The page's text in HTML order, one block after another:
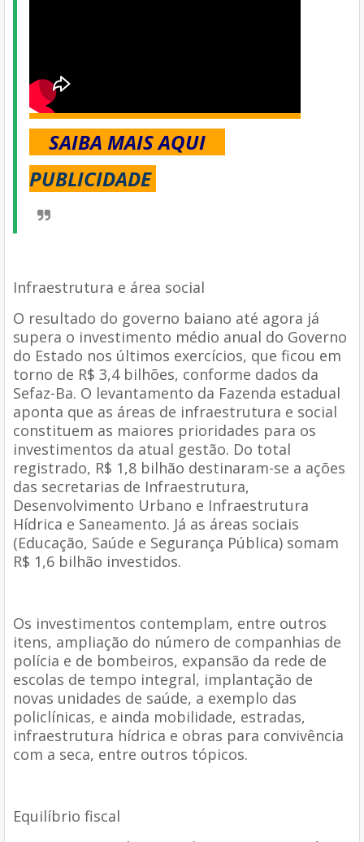
SAIBA MAIS AQUI
PUBLICIDADE
Infraestrutura e área social
O resultado do governo baiano até agora já
supera o investimento médio anual do Governo
do Estado nos últimos exercícios, que ficou em
torno de R$ 3,4 bilhões, conforme dados da
Sefaz-Ba. O levantamento da Fazenda estadual
aponta que as áreas de infraestrutura e social
constituem as maiores prioridades para os
investimentos da atual gestão. Do total
registrado, R$ 1,8 bilhão destinaram-se a ações
das secretarias de Infraestrutura,
Desenvolvimento Urbano e Infraestrutura
Hídrica e Saneamento. Já as áreas sociais
(Educação, Saúde e Segurança Pública) somam
R$ 1,6 bilhão investidos.
Os investimentos contemplam, entre outros
itens, ampliação do número de companhias de
polícia e de bombeiros, expansão da rede de
escolas de tempo integral, implantação de
novas unidades de saúde, a exemplo das
policlínicas, e ainda mobilidade, estradas,
infraestrutura hídrica e obras para convivência
com a seca, entre outros tópicos.
Equilíbrio fiscal